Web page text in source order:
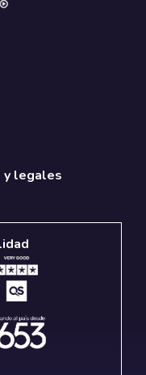
y legales